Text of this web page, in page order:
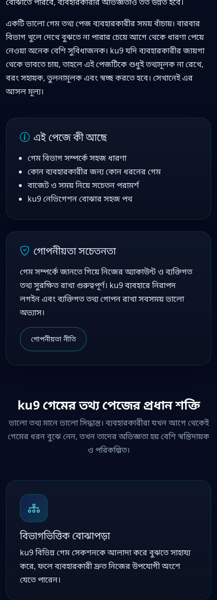
একটি ভালো গেম তথ্য পেজ ব্যবহারকারীর সময় বাঁচায়। বারবার
বিভাগ খুলে দেখে বুঝতে না পারার চেয়ে আগে থেকে ধারণা পেয়ে
নেওয়া অনেক বেশি সুবিধাজনক। ku9 যদি ব্যবহারকারীর জায়গা
থেকে ভাবতে চায়, তাহলে এই পেজটিকে শুধুই তথ্যমূলক না রেখে,
বরং সহায়ক, তুলনামূলক এবং স্বচ্ছ করতে হবে। সেখানেই এর
আসল মূল্য।
এই পেজে কী আছে
গেম বিভাগ সম্পর্কে সহজ ধারণা
কোন ব্যবহারকারীর জন্য কোন ধরনের গেম
বাজেট ও সময় নিয়ে সচেতন পরামর্শ
ku9 নেভিগেশন বোঝার সহজ পথ
গোপনীয়তা সচেতনতা
গেম সম্পর্কে জানতে গিয়ে নিজের অ্যাকাউন্ট ও ব্যক্তিগত
তথ্য সুরক্ষিত রাখা গুরুত্বপূর্ণ। ku9 ব্যবহারে নিরাপদ
লগইন এবং ব্যক্তিগত তথ্য গোপন রাখা সবসময় ভালো
অভ্যাস।
গোপনীয়তা নীতি
ku9 গেমের তথ্য পেজের প্রধান শক্তি
ভালো তথ্য মানে ভালো সিদ্ধান্ত। ব্যবহারকারীরা যখন আগে থেকেই
গেমের ধরন বুঝে নেন, তখন তাদের অভিজ্ঞতা হয় বেশি স্বস্তিদায়ক
ও পরিকল্পিত।
বিভাগভিত্তিক বোঝাপড়া
ku9 বিভিন্ন গেম সেকশনকে আলাদা করে বুঝতে সাহায্য
করে, ফলে ব্যবহারকারী দ্রুত নিজের উপযোগী অংশে
যেতে পারেন।